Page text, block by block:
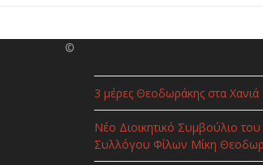
3 μέρες Θεοδωράκης στα Χανιά
Νέο Διοικητικό Συμβούλιο
Συλλόγου Φίλων Μίκη
©